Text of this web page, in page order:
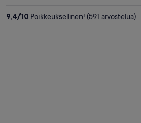
9,4/10 Poikkeuksellinen! (591 arvostelua)